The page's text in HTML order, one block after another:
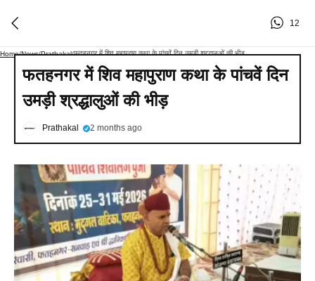
12
Home/News/Prathakal/फतहनगर में शिव महापुराण कथा के पांचवें दिन उमड़ी श्रद्धालुओं की भीड़
फतहनगर में शिव महापुराण कथा के पांचवें दिन
उमड़ी श्रद्धालुओं की भीड़
Prathakal 2 months ago